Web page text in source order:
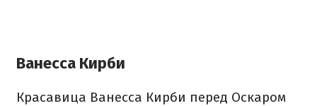
Ванесса Кирби
Красавица Ванесса Кирби перед Оскаром